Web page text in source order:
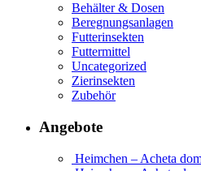
Behälter & Dosen
Beregnungsanlagen
Futterinsekten
Futtermittel
Uncategorized
Zierinsekten
Zubehör
Angebote
Heimchen – Acheta